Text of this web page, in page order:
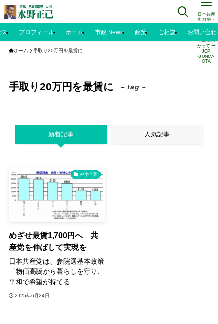
日本共産
党 群馬・
太田市議
水野正己
のブログ |
明日に向
かって ー
JCP
GUNMA
OTA
ス プロフィール ホーム 市政 News 政策 ご相談 お問い合わ
ホーム 手取り20万円を最賃に
手取り20万円を最賃に – tag –
新着記事 人気記事
中小企業
めざせ最賃1,700円へ 共
産党を伸ばして実現を
日本共産党は、参院選基本政策
「物価高騰から暮らしを守り、
平和で希望が持てる...
2025年6月24日